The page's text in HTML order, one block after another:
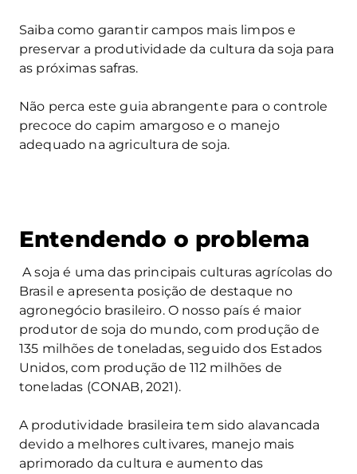
Saiba como garantir campos mais limpos e
preservar a produtividade da cultura da soja para
as próximas safras.
Não perca este guia abrangente para o controle
precoce do capim amargoso e o manejo
adequado na agricultura de soja.
Entendendo o problema
A soja é uma das principais culturas agrícolas do
Brasil e apresenta posição de destaque no
agronegócio brasileiro. O nosso país é maior
produtor de soja do mundo, com produção de
135 milhões de toneladas, seguido dos Estados
Unidos, com produção de 112 milhões de
toneladas (CONAB, 2021).
A produtividade brasileira tem sido alavancada
devido a melhores cultivares, manejo mais
aprimorado da cultura e aumento das